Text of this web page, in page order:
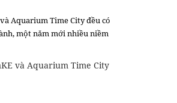
Aquarium Time City đều có
một năm mới nhiều niềm
và Aquarium Time City